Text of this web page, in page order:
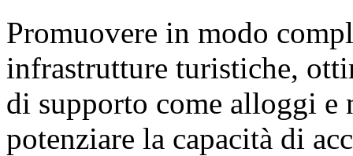
Promuovere in modo
infrastrutture turistiche,
di supporto come alloggi e
potenziare la capacità di